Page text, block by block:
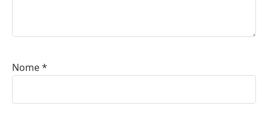
Nome*